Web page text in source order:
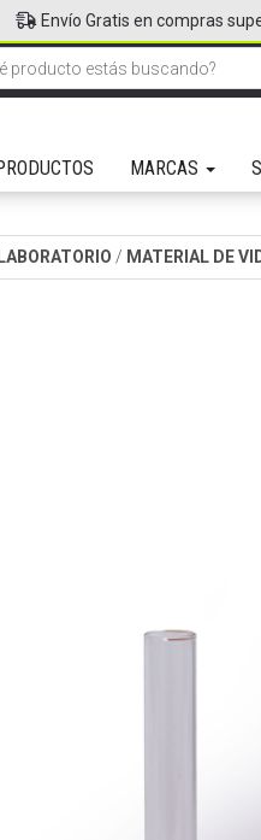
MARCAS
Envío Gratis en compras
/ MATERIAL DE